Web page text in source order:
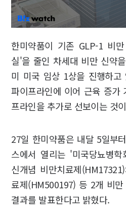
한미약품이 기존 GLP-1 비
실'을 줄인 차세대 비만 신약
미 미국 임상 1상을 진행하고
파이프라인에 이어 근육 증가
프라인을 추가로 선보이는 것
27일 한미약품은 내달 5일부
스에서 열리는 '미국당뇨병
신개념 비만치료제
료제(HM500197) 등 2개 비
결과를 발표한다고 밝혔다.